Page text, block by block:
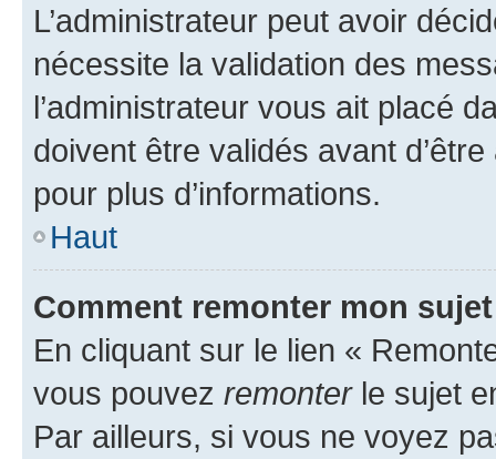
L’administrateur peut avoir
nécessite la validation des
l’administrateur vous ait placé
doivent être validés avant
pour plus d’informations.
Haut
Comment remonter mon
En cliquant sur le lien «
vous pouvez remonterle sujet
Par ailleurs, si vous ne voyez